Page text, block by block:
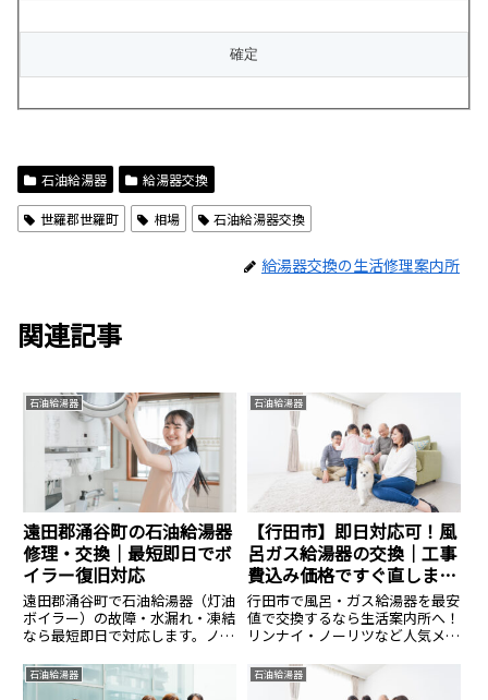
石油給湯器 給湯器交換
世羅郡世羅町 相場 石油給湯器交換
給湯器交換の生活修理案内所
関連記事
石油給湯器
遠田郡涌谷町の石油給湯器
修理・交換｜最短即日でボ
イラー復旧対応
遠田郡涌谷町で石油給湯器（灯油
ボイラー）の故障・水漏れ・凍結
なら最短即日で対応します。ノー
理・交換可能。有資格者が適正価
格で施工、見積りは無料です。
石油給湯器
【行田市】即日対応可！風
呂ガス給湯器の交換｜工事
費込み価格ですぐ直しま
す。
行田市で風呂・ガス給湯器を最安
値で交換するなら生活案内所へ！
リンナイ・ノーリツなど人気メー
安心の【工事費込み・処分費込
み】です。まずは無料お見積もり
石油給湯器 石油給湯器